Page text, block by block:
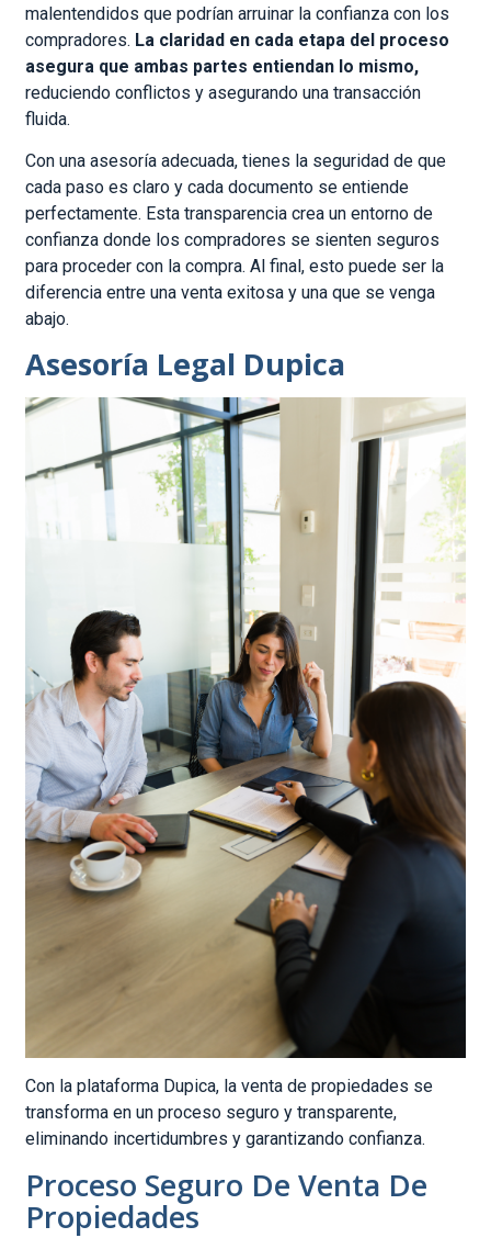
malentendidos que podrían arruinar la confianza con los
compradores. La claridad en cada etapa del proceso
asegura que ambas partes entiendan lo mismo,
reduciendo conflictos y asegurando una transacción
fluida.
Con una asesoría adecuada, tienes la seguridad de que
cada paso es claro y cada documento se entiende
perfectamente. Esta transparencia crea un entorno de
confianza donde los compradores se sienten seguros
para proceder con la compra. Al final, esto puede ser la
diferencia entre una venta exitosa y una que se venga
abajo.
Asesoría Legal Dupica
Con la plataforma Dupica, la venta de propiedades se
transforma en un proceso seguro y transparente,
eliminando incertidumbres y garantizando confianza.
Proceso Seguro De Venta De
Propiedades